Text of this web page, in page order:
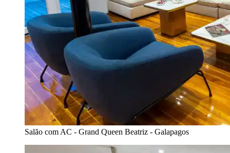
Salão com AC - Grand Queen Beatriz - Galapagos